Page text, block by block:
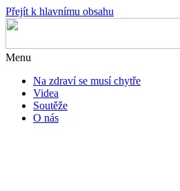
Přejít k hlavnímu obsahu
Menu
Na zdraví se musí chytře
Videa
Soutěže
O nás